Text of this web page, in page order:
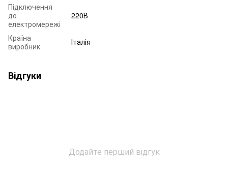
Підключення
до
електромережі
220В
Країна
виробник
Італія
Відгуки
Додайте перший відгук